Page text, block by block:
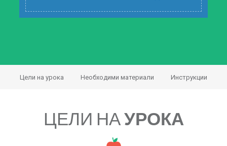
Цели на урока Необходими материали Инструкции
ЦЕЛИ НАУРОКА